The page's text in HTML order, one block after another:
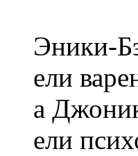
Эники-
ели
а
ели